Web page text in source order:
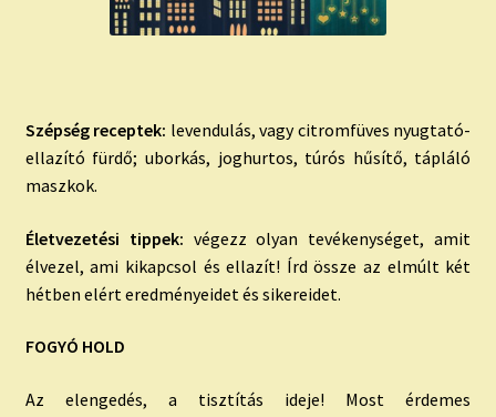
Szépség receptek: levendulás, vagy citromfüves nyugtató-
ellazító fürdő; uborkás, joghurtos, túrós hűsítő, tápláló
maszkok.
Életvezetési tippek: végezz olyan tevékenységet, amit
élvezel, ami kikapcsol és ellazít! Írd össze az elmúlt két
hétben elért eredményeidet és sikereidet.
FOGYÓ HOLD
Az elengedés, a tisztítás ideje! Most érdemes